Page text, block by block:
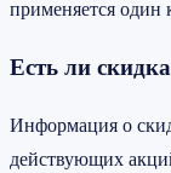
применяется один
Есть ли
Информация о
действующих